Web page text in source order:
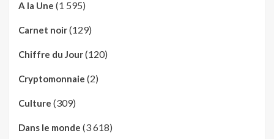
A la Une (1 595)
Carnet noir(129)
Chiffre du Jour(120)
Cryptomonnaie (2)
Culture (309)
Dans le monde (3 618)